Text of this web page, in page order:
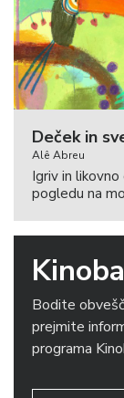
Deček in
Alê Abreu
Igriv in
pogledu na
Bodite
prejmite
programa